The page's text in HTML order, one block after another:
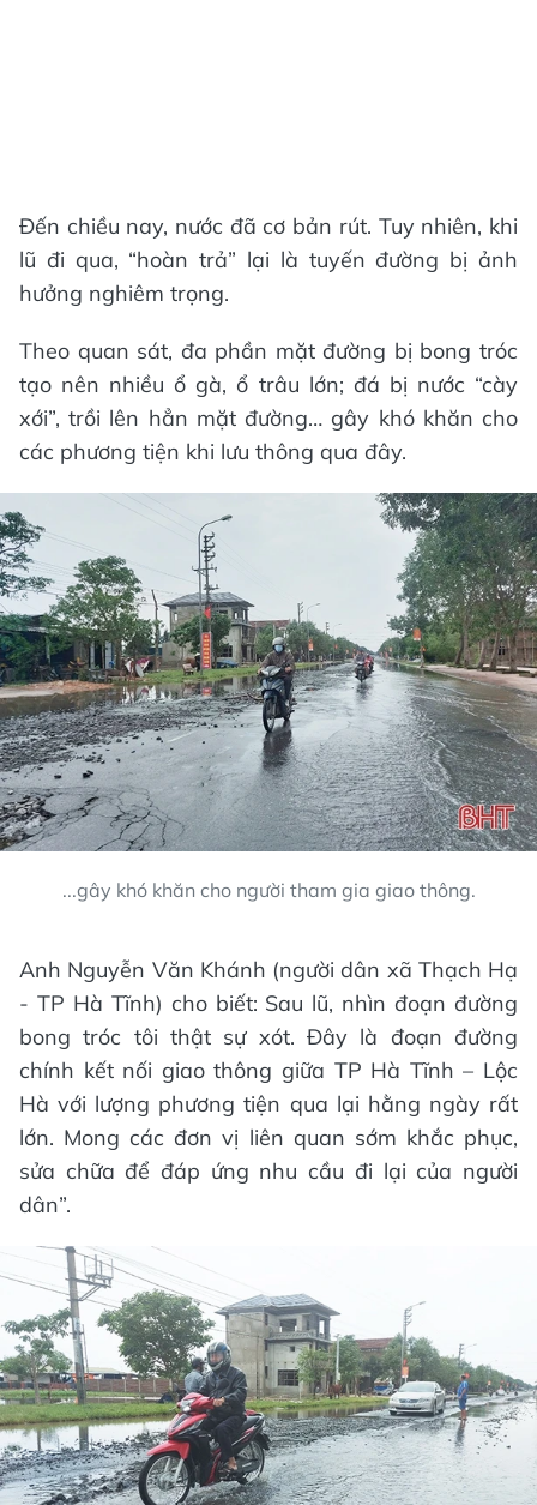
Đến chiều nay, nước đã cơ bản rút. Tuy nhiên, khi
lũ đi qua, “hoàn trả” lại là tuyến đường bị ảnh
hưởng nghiêm trọng.
Theo quan sát, đa phần mặt đường bị bong tróc
tạo nên nhiều ổ gà, ổ trâu lớn; đá bị nước “cày
xới”, trồi lên hẳn mặt đường… gây khó khăn cho
các phương tiện khi lưu thông qua đây.
...gây khó khăn cho người tham gia giao thông.
Anh Nguyễn Văn Khánh (người dân xã Thạch Hạ
- TP Hà Tĩnh) cho biết: Sau lũ, nhìn đoạn đường
bong tróc tôi thật sự xót. Đây là đoạn đường
chính kết nối giao thông giữa TP Hà Tĩnh – Lộc
Hà với lượng phương tiện qua lại hằng ngày rất
lớn. Mong các đơn vị liên quan sớm khắc phục,
sửa chữa để đáp ứng nhu cầu đi lại của người
dân”.